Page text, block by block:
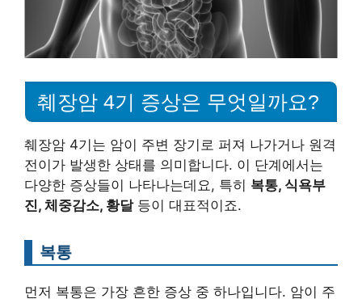
췌장암 4기 증상은 무엇일까요?
췌장암 4기는 암이 주변 장기로 퍼져 나가거나 원격
전이가 발생한 상태를 의미합니다. 이 단계에서는
다양한 증상들이 나타나는데요, 특히 복통, 식욕부
진, 체중감소, 황달등이 대표적이죠.
복통
먼저 복통은 가장 흔한 증상 중 하나입니다. 암이 주